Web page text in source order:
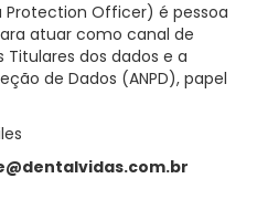
Protection Officer) é pessoa
atuar como canal de
dos dados e a
de Dados (ANPD), papel